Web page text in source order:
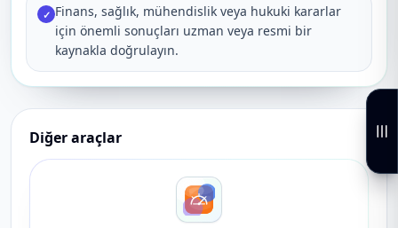
✓ Finans, sağlık, mühendislik veya hukuki kararlar
için önemli sonuçları uzman veya resmi bir
kaynakla doğrulayın.
Diğer araçlar